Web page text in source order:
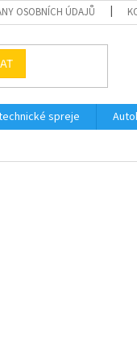
OSOBNÍCH ÚDAJŮ
spreje